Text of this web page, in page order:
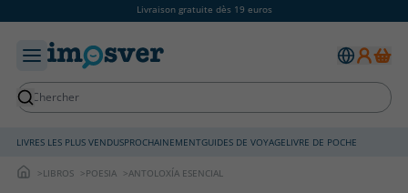
Livraison gratuite dès 19 euros
LIVRES LES PLUS VENDUSPROCHAINEMENTGUIDES DE VOYAGELIVRE DE POCHE
LIBROS POESIA ANTOLOXÍA ESENCIAL